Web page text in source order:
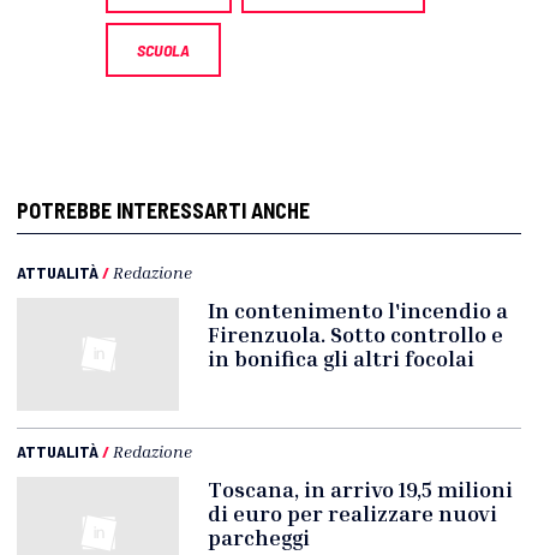
SCUOLA
POTREBBE INTERESSARTI ANCHE
ATTUALITÀ/ Redazione
In contenimento l'incendio a
Firenzuola. Sotto controllo e
in bonifica gli altri focolai
ATTUALITÀ/ Redazione
Toscana, in arrivo 19,5 milioni
di euro per realizzare nuovi
parcheggi